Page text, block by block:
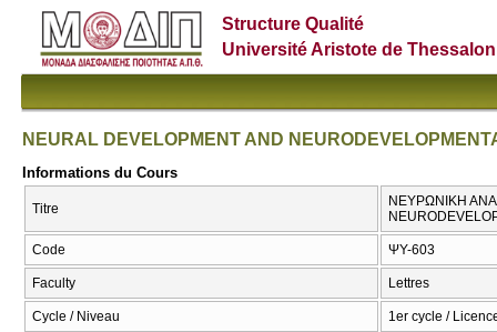
Structure Qualité
Université Aristote de
NEURAL DEVELOPMENT AND
Informations du Cours
Titre
ΝΕΥΡΩΝΙΚΗ
Code ΨΥ-603
Faculty Lettres
Cycle / Niveau 1er cycle /